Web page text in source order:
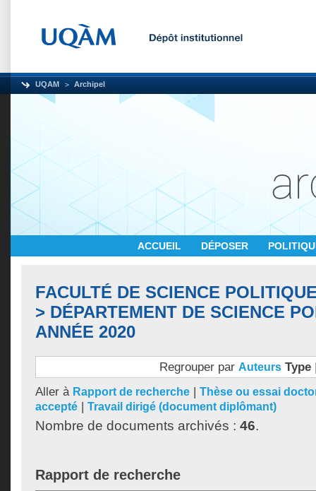
UQAM Archipel
ACCUEIL DÉPOSER
FACULTÉ DE SCIENCE
> DÉPARTEMENT DE SCIENCE
ANNÉE 2020
Regrouper par Auteurs Type
Aller à Rapport de recherche | Thèse ou essai
accepté | Travail dirigé (document diplômant)
Nombre de documents archivés : 46.
Rapport de recherche